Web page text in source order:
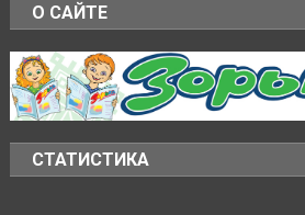
О САЙТЕ
СТАТИСТИКА